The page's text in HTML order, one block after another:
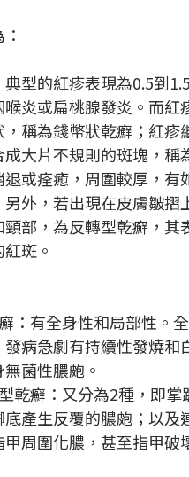
型的紅疹表現為0.5到
炎或扁桃腺發炎。而紅
，稱為錢幣狀乾癬；紅疹
大片不規則的斑塊，稱
或痊癒，周圍較厚，有
外，若出現在皮膚皺摺
部，為反轉型乾癬，其
斑。
：有全身性和局部性。
病急劇有持續性發燒和
菌性膿皰。
乾癬：又分為2種，即掌
產生反覆的膿皰；以及
周圍化膿，甚至指甲破